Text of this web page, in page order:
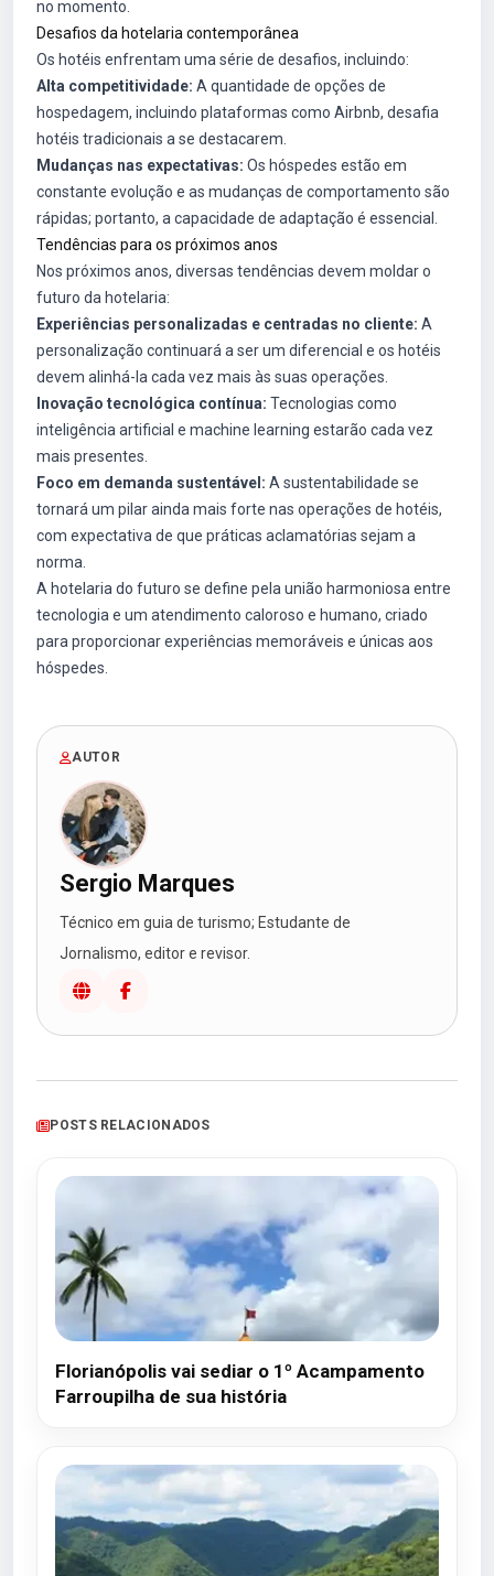
no momento.
Desafios da hotelaria contemporânea
Os hotéis enfrentam uma série de desafios, incluindo:
Alta competitividade: A quantidade de opções de
hospedagem, incluindo plataformas como Airbnb, desafia
hotéis tradicionais a se destacarem.
Mudanças nas expectativas: Os hóspedes estão em
constante evolução e as mudanças de comportamento são
rápidas; portanto, a capacidade de adaptação é essencial.
Tendências para os próximos anos
Nos próximos anos, diversas tendências devem moldar o
futuro da hotelaria:
Experiências personalizadas e centradas no cliente: A
personalização continuará a ser um diferencial e os hotéis
devem alinhá-la cada vez mais às suas operações.
Inovação tecnológica contínua: Tecnologias como
inteligência artificial e machine learning estarão cada vez
mais presentes.
Foco em demanda sustentável: A sustentabilidade se
tornará um pilar ainda mais forte nas operações de hotéis,
com expectativa de que práticas aclamatórias sejam a
norma.
A hotelaria do futuro se define pela união harmoniosa entre
tecnologia e um atendimento caloroso e humano, criado
para proporcionar experiências memoráveis e únicas aos
hóspedes.
AUTOR
Sergio Marques
Técnico em guia de turismo; Estudante de
Jornalismo, editor e revisor.
POSTS RELACIONADOS
Florianópolis vai sediar o 1º Acampamento
Farroupilha de sua história